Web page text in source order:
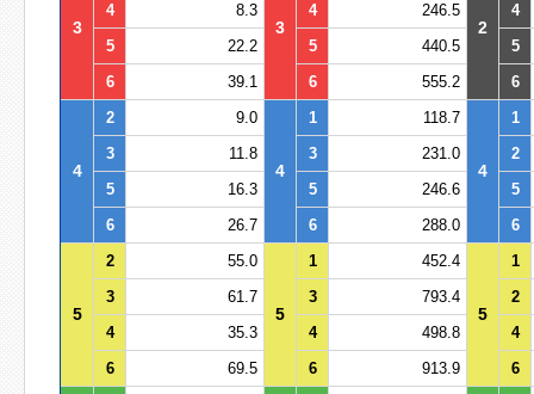
3 3 2
4
8.3 4 246.5
4
5
22.2 5 440.5
5
6
39.1 6 555.2 6
4
2 9.0
4
1 118.7
4
1
3
11.8 3 231.0
2
5
16.3 5 246.6
5
6
26.7 6 288.0 6
5
2 55.0
5
1 452.4
5
1
3
61.7 3 793.4
2
4
35.3 4 498.8
4
6
69.5 6 913.9 6